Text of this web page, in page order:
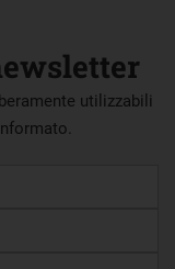
utilizzabili